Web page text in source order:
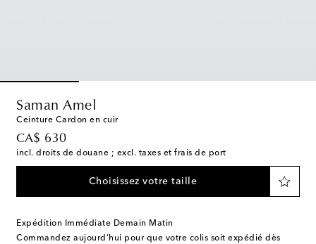
Saman Amel
Ceinture Cardon en cuir
CA$ 630
original price
incl. droits de douane ; excl. taxes et frais de port
Choisissez votre taille
Expédition Immédiate Demain Matin
Commandez aujourd’hui pour que votre colis soit expédié dès